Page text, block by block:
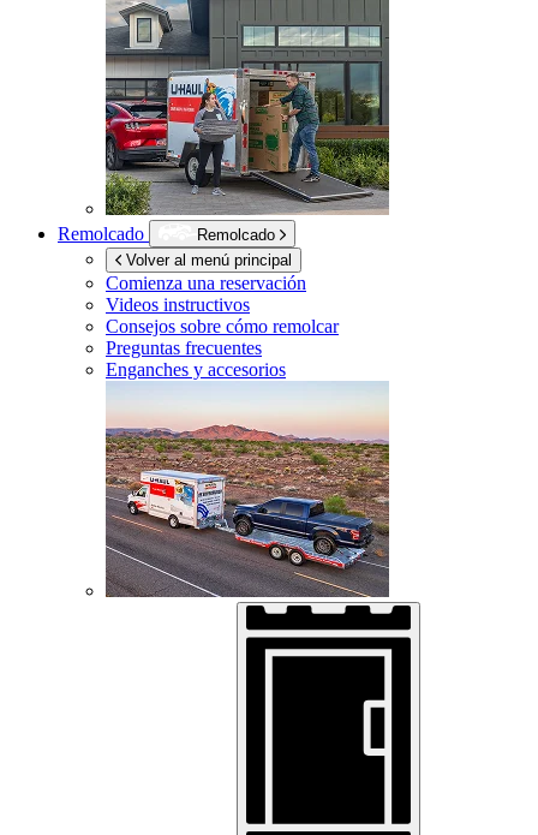
Remolcado
Remolcado
Volver al menú principal
Comienza una reservación
Videos instructivos
Consejos sobre cómo remolcar
Preguntas frecuentes
Enganches y accesorios